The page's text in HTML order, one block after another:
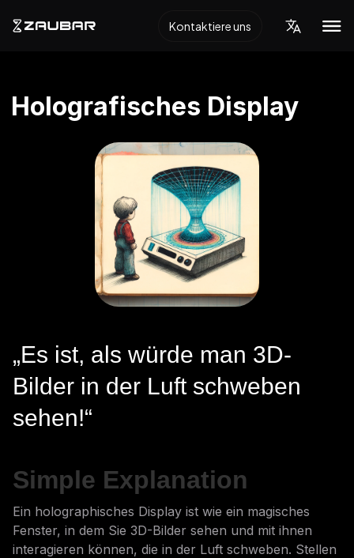
Kontaktiere uns
Holografisches Display
„Es ist, als würde man 3D-
Bilder in der Luft schweben
sehen!“
Simple Explanation
Ein holographisches Display ist wie ein magisches
Fenster, in dem Sie 3D-Bilder sehen und mit ihnen
interagieren können, die in der Luft schweben. Stellen